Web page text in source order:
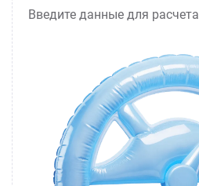
Введите данные для расчета